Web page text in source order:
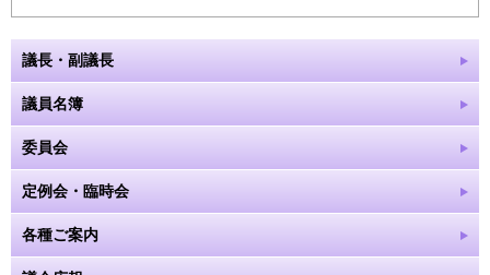
議長・副議長
議員名簿
委員会
定例会・臨時会
各種ご案内